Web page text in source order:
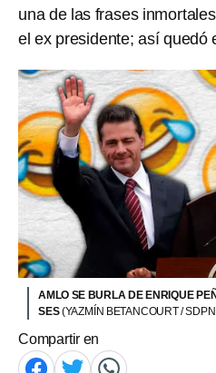
una de las frases
el ex presidente; así quedó
AMLO SE BURLA DE ENRIQUE
SES(YAZMÍN BETANCOURT /
Compartir en